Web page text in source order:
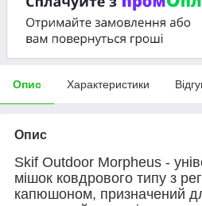
Опис Характеристики
Опис
Skif Outdoor Morpheus -
мішок ковдрового типу з
капюшоном, призначений